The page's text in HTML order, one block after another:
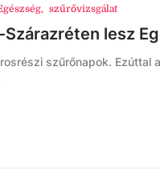
, szűrővizsgálat
lesz
szűrőnapok. Ezúttal